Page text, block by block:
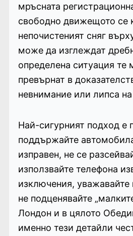
мръсната
свободно движещото се
непочистеният сняг
може да изглеждат
определена ситуация те
превърнат в
невнимание или липса
Най-сигурният подход е
поддържайте
изправен, не се
използвайте телефона
изключения,
не подценявайте
Лондон и в цялото
именно тези детайли